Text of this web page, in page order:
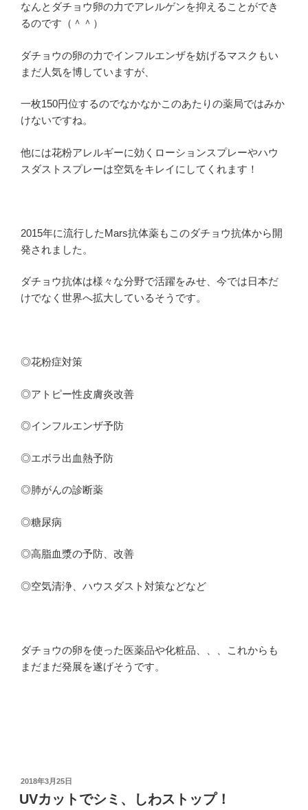
なんとダチョウ卵の力でアレルゲンを抑えることができ
るのです（＾＾）
ダチョウの卵の力でインフルエンザを妨げるマスクもい
まだ人気を博していますが、
一枚150円位するのでなかなかこのあたりの薬局ではみか
けないですね。
他には花粉アレルギーに効くローションスプレーやハウ
スダストスプレーは空気をキレイにしてくれます！
2015年に流行したMars抗体薬もこのダチョウ抗体から開
発されました。
ダチョウ抗体は様々な分野で活躍をみせ、今では日本だ
けでなく世界へ拡大しているそうです。
◎花粉症対策
◎アトピー性皮膚炎改善
◎インフルエンザ予防
◎エボラ出血熱予防
◎肺がんの診断薬
◎糖尿病
◎高脂血漿の予防、改善
◎空気清浄、ハウスダスト対策などなど
ダチョウの卵を使った医薬品や化粧品、、、これからも
まだまだ発展を遂げそうです。
投
稿
日:
2018年3月25日
UVカットでシミ、しわストップ！